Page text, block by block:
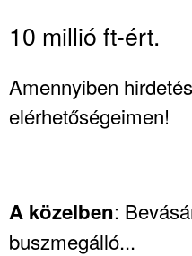
10 millió ft-ért.
Amennyiben
elérhetőségeimen!
A közelben:
buszmegálló...